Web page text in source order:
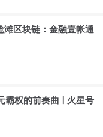
滩区块链：金融壹帐通
霸权的前奏曲 | 火星号